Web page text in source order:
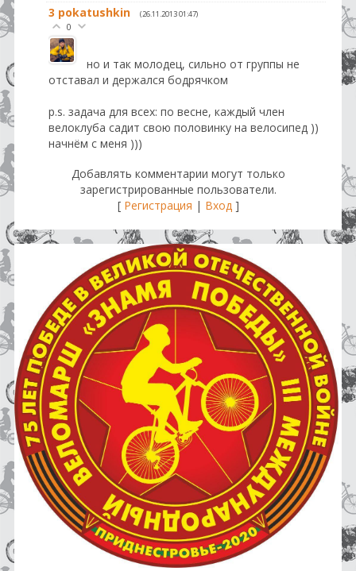
3 pokatushkin (26.11.2013 01:47)
0
но и так молодец, сильно от группы не
отставал и держался бодрячком
p.s. задача для всех: по весне, каждый член
велоклуба садит свою половинку на велосипед ))
начнём с меня )))
Добавлять комментарии могут только
зарегистрированные пользователи.
[ Регистрация | Вход]